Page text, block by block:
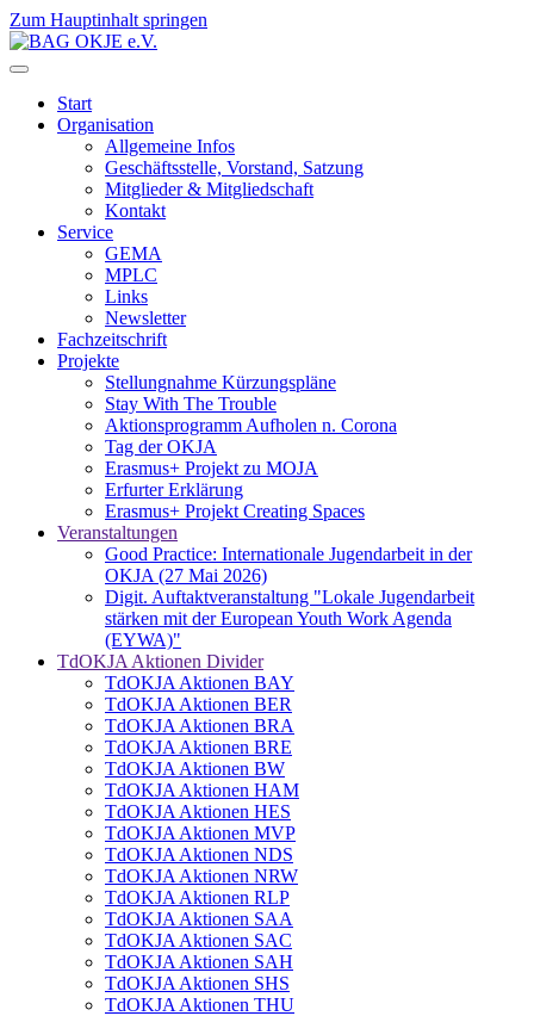
Zum Hauptinhalt springen
Start
Organisation
Allgemeine Infos
Geschäftsstelle, Vorstand, Satzung
Mitglieder & Mitgliedschaft
Kontakt
Service
GEMA
MPLC
Links
Newsletter
Fachzeitschrift
Projekte
Stellungnahme Kürzungspläne
Stay With The Trouble
Aktionsprogramm Aufholen n. Corona
Tag der OKJA
Erasmus+ Projekt zu MOJA
Erfurter Erklärung
Erasmus+ Projekt Creating Spaces
Veranstaltungen
Good Practice: Internationale Jugendarbeit in der
OKJA (27 Mai 2026)
Digit. Auftaktveranstaltung "Lokale Jugendarbeit
stärken mit der European Youth Work Agenda
(EYWA)"
TdOKJA Aktionen Divider
TdOKJA Aktionen BAY
TdOKJA Aktionen BER
TdOKJA Aktionen BRA
TdOKJA Aktionen BRE
TdOKJA Aktionen BW
TdOKJA Aktionen HAM
TdOKJA Aktionen HES
TdOKJA Aktionen MVP
TdOKJA Aktionen NDS
TdOKJA Aktionen NRW
TdOKJA Aktionen RLP
TdOKJA Aktionen SAA
TdOKJA Aktionen SAC
TdOKJA Aktionen SAH
TdOKJA Aktionen SHS
TdOKJA Aktionen THU